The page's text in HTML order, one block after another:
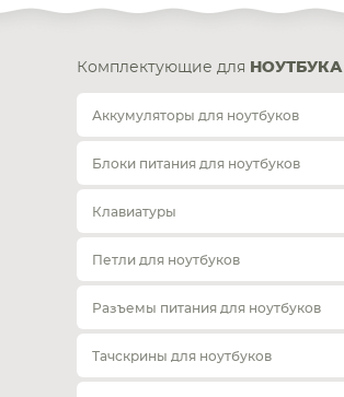
Комплектующие для НОУТБУКА
Аккумуляторы для ноутбуков
Блоки питания для ноутбуков
Клавиатуры
Петли для ноутбуков
Разъемы питания для ноутбуков
Тачскрины для ноутбуков